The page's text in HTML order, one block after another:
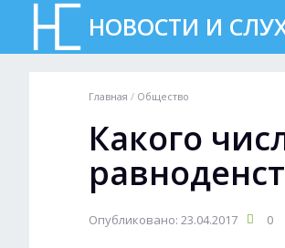
НОВОСТИ И
Главная / Общество
Какого
Опубликовано: 23.04.2017 0